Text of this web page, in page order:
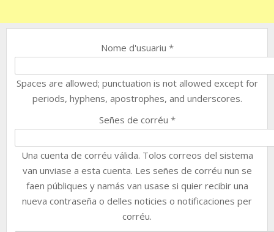
Nome d'usuariu *
Spaces are allowed; punctuation is not allowed except for
periods, hyphens, apostrophes, and underscores.
Señes de corréu *
Una cuenta de corréu válida. Tolos correos del sistema
van unviase a esta cuenta. Les señes de corréu nun se
faen públiques y namás van usase si quier recibir una
nueva contraseña o delles noticies o notificaciones per
corréu.